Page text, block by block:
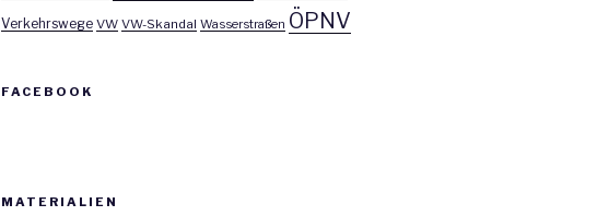
Verkehrswege VW VW-Skandal Wasserstraßen ÖPNV
FACEBOOK
MATERIALIEN